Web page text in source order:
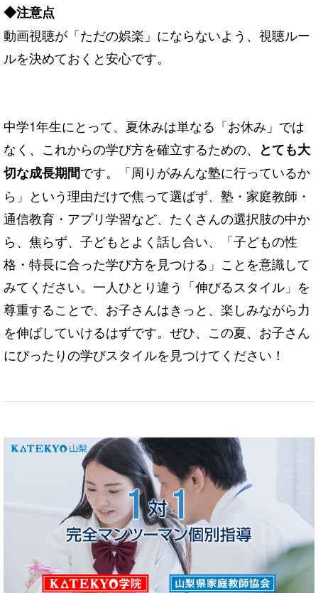
◆注意点
動画視聴が「ただの娯楽」にならないよう、視聴ルー
ルを決めておくと安心です。
中学1年生にとって、夏休みは単なる「お休み」では
なく、これからの学び方を確立するための、
とても大
切な成長期間です。「周りがみんな塾に行っているか
ら」という理由だけで焦って選ばず、塾・家庭教師・
通信教育・アプリ学習など、たくさんの選択肢の中か
ら、焦らず、子どもとよく話し合い、「子どもの性
格・特長に合った学び方を見つける」ことを意識して
みてください。一人ひとり違う「伸びるスタイル」を
尊重することで、お子さんはきっと、楽しみながら力
を伸ばしていけるはずです。ぜひ、この夏、お子さん
にぴったりの学びスタイルを見つけてください！